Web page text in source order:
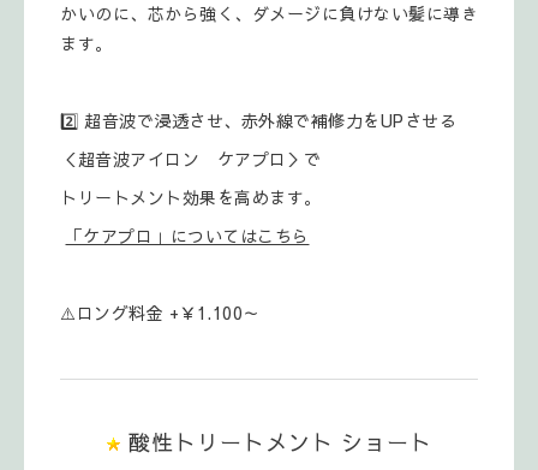
かいのに、芯から強く、ダメージに負けない髪に導き
ます。
2️⃣ 超音波で浸透させ、赤外線で補修力をUPさせる
＜超音波アイロン ケアプロ＞で
トリートメント効果を高めます。
「ケアプロ」についてはこちら
⚠️ロング料金 +￥1.100～
酸性トリートメント ショート